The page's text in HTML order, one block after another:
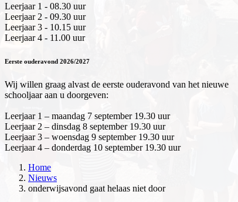
Leerjaar 1 - 08.30 uur
Leerjaar 2 - 09.30 uur
Leerjaar 3 - 10.15 uur
Leerjaar 4 - 11.00 uur
Eerste ouderavond 2026/2027
Wij willen graag alvast de eerste ouderavond van het nieuwe
schooljaar aan u doorgeven:
Leerjaar 1 – maandag 7 september 19.30 uur
Leerjaar 2 – dinsdag 8 september 19.30 uur
Leerjaar 3 – woensdag 9 september 19.30 uur
Leerjaar 4 – donderdag 10 september 19.30 uur
Home
Nieuws
onderwijsavond gaat helaas niet door